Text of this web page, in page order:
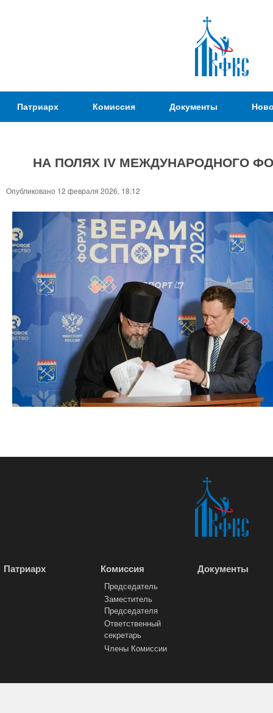
Патриаршая
Комиссия
вопросам
физической
культуры и
спорта
Патриарх Комиссия Документы
Вы
НА ПОЛЯХ IV МЕЖДУНАРОДНОГО
Опубликовано 12 февраля 2026, 18:12
Патриарх Комиссия
Председатель
Заместитель
Председателя
Ответственный
секретарь
Члены Комиссии
Документы